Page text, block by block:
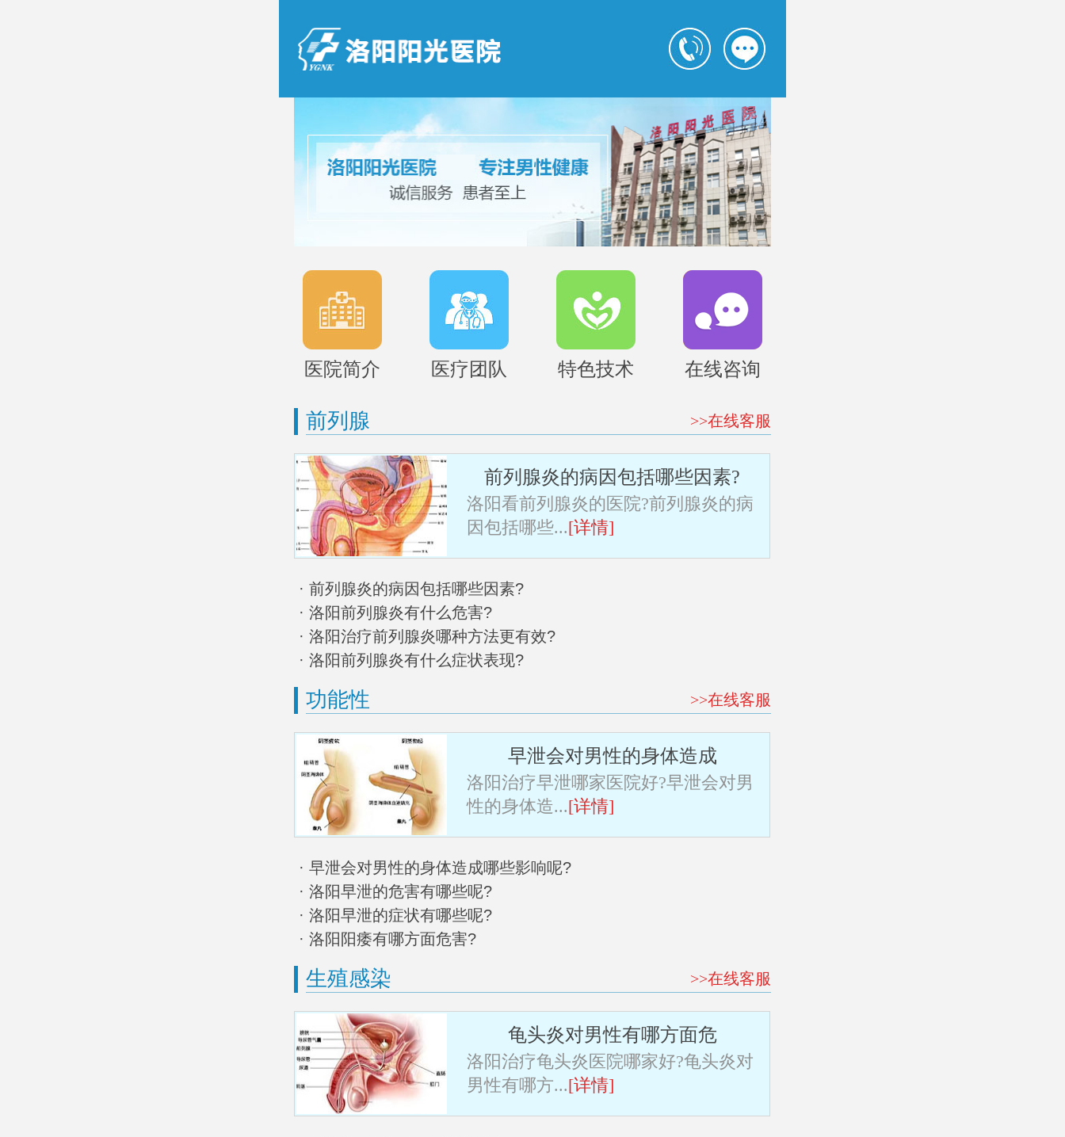
医院简介 医疗团队 特色技术 在线咨询
前列腺 >>在线客服
前列腺炎的病因包括哪些因素?
洛阳看前列腺炎的医院?前列腺炎的病
因包括哪些...[详情]
· 前列腺炎的病因包括哪些因素?
· 洛阳前列腺炎有什么危害?
· 洛阳治疗前列腺炎哪种方法更有效?
· 洛阳前列腺炎有什么症状表现?
功能性 >>在线客服
早泄会对男性的身体造成
洛阳治疗早泄哪家医院好?早泄会对男
性的身体造...[详情]
· 早泄会对男性的身体造成哪些影响呢?
· 洛阳早泄的危害有哪些呢?
· 洛阳早泄的症状有哪些呢?
· 洛阳阳痿有哪方面危害?
生殖感染 >>在线客服
龟头炎对男性有哪方面危
洛阳治疗龟头炎医院哪家好?龟头炎对
男性有哪方...[详情]